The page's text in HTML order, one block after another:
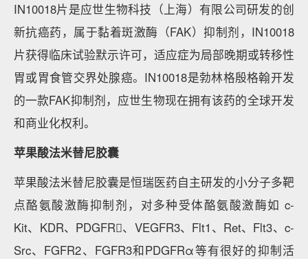
IN10018片是应世生物科技（上海）有限公司研发的创
新抗癌药，属于黏着斑激酶（FAK）抑制剂，IN10018
片获得临床试验默示许可，适应症为局部晚期或转移性
胃或胃食管交界处腺癌。IN10018是勃林格殷格翰开发
的一款FAK抑制剂，应世生物现在拥有该药的全球开发
和商业化权利。
苹果酸法米替尼胶囊
苹果酸法米替尼胶囊是恒瑞医药自主研发的小分子多靶
点酪氨酸激酶抑制剂，对多种受体酪氨酸激酶如 c-
Kit、KDR、PDGFR、VEGFR3、Flt1、Ret、Flt3、c-
Src、FGFR2、FGFR3和PDGFRα等有很好的抑制活